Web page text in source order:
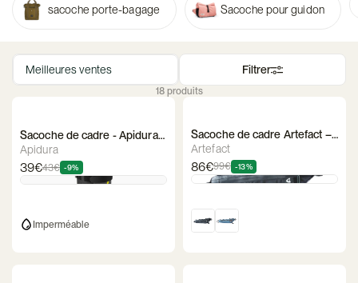
Double sacoche Porte-Bagage - Ortlieb - Back-Roller Classic
sacoche porte-bagage Sacoche pour guidon
18 produits
Filtrer
Sacoche de cadre - Apidura
Expédition Cargo Cage Pack
Apidura
39€43€ -9%
Imperméable
Sacoche de cadre Artefact –
3,5 L ou 4 L
Artefact
86€99€ -13%